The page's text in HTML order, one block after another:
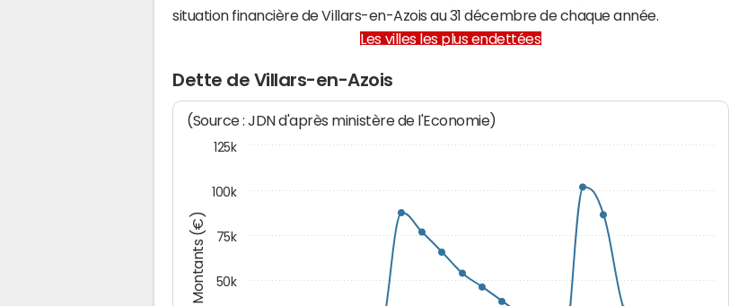
situation financière de Villars-en-Azois au 31 décembre de chaque année.
Les villes les plus endettées
Dette de Villars-en-Azois
Montants (€)
(Source : JDN d'après ministère de l'Economie)
50k
75k
100k
125k